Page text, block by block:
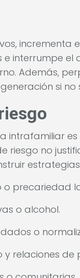
incrementa
interrumpe el
Además,
si no
intrafamiliar
riesgo no
o precariedad
o alcohol.
o
relaciones